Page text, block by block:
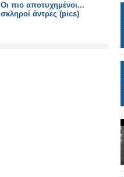
Οι πιο αποτυχημένοι...
σκληροί άντρες (pics)